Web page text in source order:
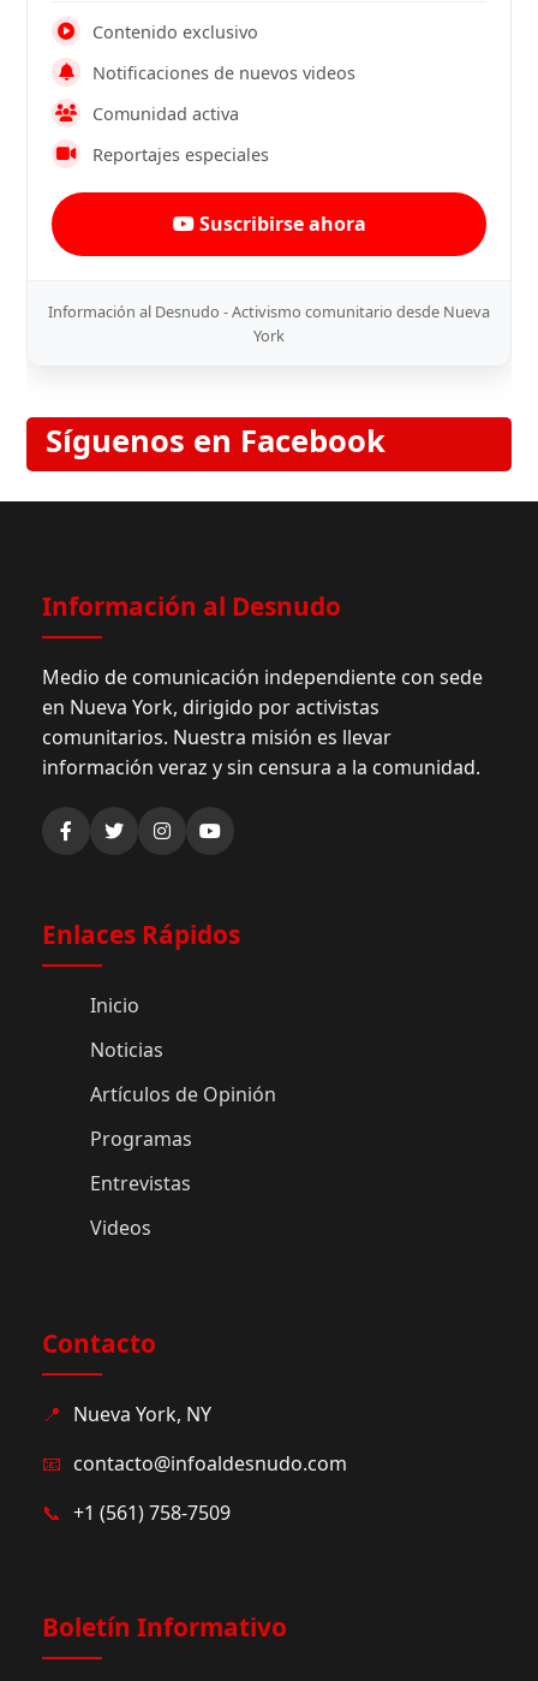
Contenido exclusivo
Notificaciones de nuevos videos
Comunidad activa
Reportajes especiales
Suscribirse ahora
Información al Desnudo - Activismo comunitario desde Nueva
York
Síguenos en Facebook
Información al Desnudo
Medio de comunicación independiente con sede
en Nueva York, dirigido por activistas
comunitarios. Nuestra misión es llevar
información veraz y sin censura a la comunidad.
Enlaces Rápidos
Inicio
Noticias
Artículos de Opinión
Programas
Entrevistas
Videos
Contacto
📍 Nueva York, NY
📧 contacto@infoaldesnudo.com
📞 +1 (561) 758-7509
Boletín Informativo